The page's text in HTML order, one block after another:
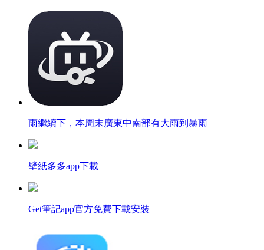
雨繼續下，本周末廣東中南部有大雨到暴雨
壁紙多多app下載
Get筆記app官方免費下載安裝